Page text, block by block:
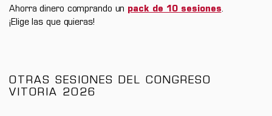
-
Conferencia
Madrid
Arias:
Ahorra dinero comprando un pack de 10 sesiones.
¡Elige las que quieras!
OTRAS SESIONES DEL CONGRESO
VITORIA 2026